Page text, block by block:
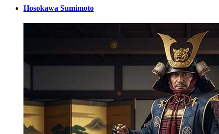
Hosokawa Sumimoto